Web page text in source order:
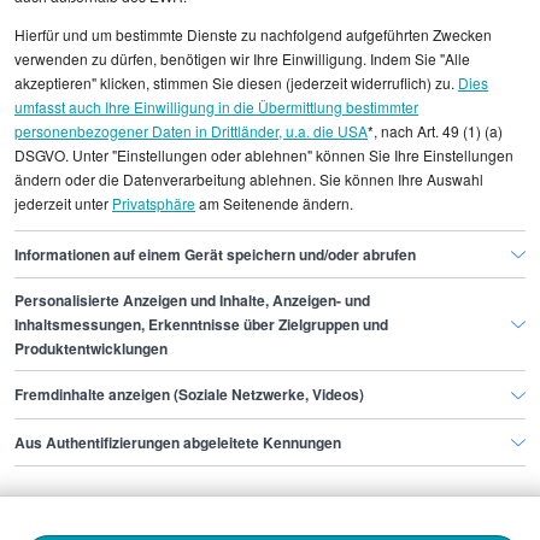
statistischen Erhebungen durch StepStone. Es sind
Durchschnittswerte und die Angaben können nicht
einzelnen Stellenangeboten zugeordnet werden.
Gehaltsinformationen
Marketing
Brand Ambassador
Brand Ambassador Bochum
Finde den Job,
der zu dir passt.
Bewerbende
Hierfür und um bestimmte Dienste zu nachfolgend aufgeführten Zwecken
verwenden zu dürfen, benötigen wir Ihre Einwilligung. Indem Sie "Alle
akzeptieren" klicken, stimmen Sie diesen (jederzeit widerruflich) zu. Dies
umfasst auch Ihre Einwilligung in die Übermittlung bestimmter
personenbezogener Daten in Drittländer, u.a. die USA*, nach Art. 49 (1) (a)
DSGVO. Unter "Einstellungen oder ablehnen" können Sie Ihre Einstellungen
ändern oder die Datenverarbeitung ablehnen. Sie können Ihre Auswahl
jederzeit unter Privatsphäream Seitenende ändern.
Informationen auf einem Gerät speichern und/oder abrufen
Personalisierte Anzeigen und Inhalte, Anzeigen- und
Inhaltsmessungen, Erkenntnisse über Zielgruppen und
Produktentwicklungen
Fremdinhalte anzeigen (Soziale Netzwerke, Videos)
Aus Authentifizierungen abgeleitete Kennungen